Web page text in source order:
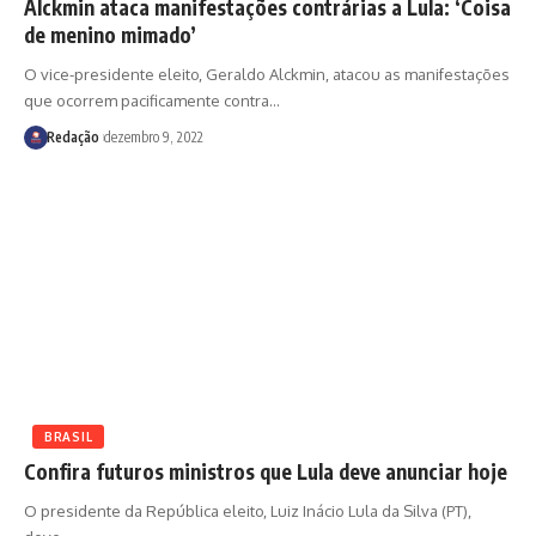
Alckmin ataca manifestações contrárias a Lula: ‘Coisa
de menino mimado’
O vice-presidente eleito, Geraldo Alckmin, atacou as manifestações
que ocorrem pacificamente contra…
Redação dezembro 9, 2022
BRASIL
Confira futuros ministros que Lula deve anunciar hoje
O presidente da República eleito, Luiz Inácio Lula da Silva (PT),